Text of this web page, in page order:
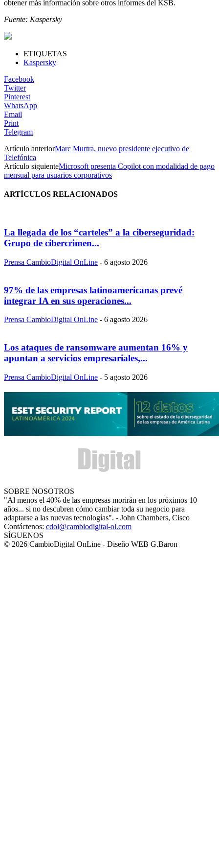
obtener más información sobre otros informes del KSB.
Fuente: Kaspersky
ETIQUETAS
Kaspersky
Facebook
Twitter
Pinterest
WhatsApp
Email
Print
Telegram
Artículo anteriorMarc Murtra, nuevo presidente ejecutivo de
Telefónica
Artículo siguienteMicrosoft presenta Copilot con modalidad de pago
mensual para usuarios corporativos
ARTÍCULOS RELACIONADOS
La llegada de los “carteles” a la ciberseguridad:
Grupo de cibercrimen...
Prensa CambioDigital OnLine - 6 agosto 2026
97% de las empresas latinoamericanas prevé
integrar IA en sus operaciones...
Prensa CambioDigital OnLine - 6 agosto 2026
Los ataques de ransomware aumentan 16% y
apuntan a servicios empresariales,...
Prensa CambioDigital OnLine - 5 agosto 2026
SOBRE NOSOTROS
"Al menos el 40% de las empresas morirán en los próximos 10
años... si no descubren cómo cambiar toda su negocio para
adaptarse a las nuevas tecnologías". - John Chambers, Cisco
Contáctenos: cdol@cambiodigital-ol.com
SÍGUENOS
© 2026 CambioDigital OnLine - Diseño WEB G.Baron